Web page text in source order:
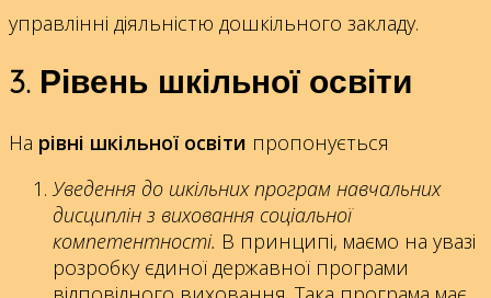
управлінні діяльністю дошкільного закладу.
3. Рівень шкільної освіти
На рівні шкільної освіти пропонується
Уведення до шкільних програм навчальних
дисциплін з виховання соціальної
компетентності. В принципі, маємо на увазі
розробку єдиної державної програми